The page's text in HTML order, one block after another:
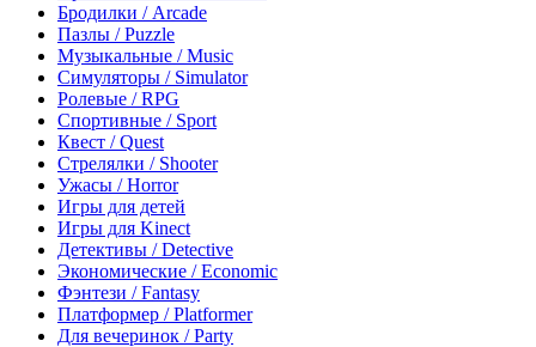
Бродилки / Arcade
Пазлы / Puzzle
Музыкальные / Music
Симуляторы / Simulator
Ролевые / RPG
Спортивные / Sport
Квест / Quest
Стрелялки / Shooter
Ужасы / Horror
Игры для детей
Игры для Kinect
Детективы / Detective
Экономические / Economic
Фэнтези / Fantasy
Платформер / Platformer
Для вечеринок / Party